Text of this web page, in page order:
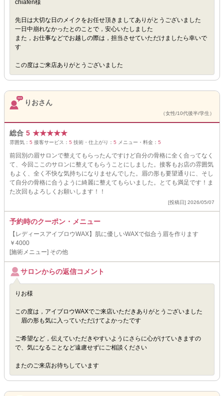
chiafen様
先日は大切な日のメイクをお任せ頂きましてありがとうございました
一日中崩れなかったとのことで，安心いたしました
また，お仕事などでお越しの際は，担当させていただけましたら幸いで
す
この度はご来店ありがとうございました
りおさん
（女性/10代後半/学生）
総合 5 ★★★★★
雰囲気： 5 接客サービス： 5 技術・仕上がり： 5 メニュー・料金： 5
前回別の眉サロンで整えてもらったんですけど自分の骨格に全く合ってなく
て、今回ここのサロンに整えてもらうことにしました。接客もお店の雰囲気
もよく、全く不快な気持ちになりませんでした。眉の形も要望通りに、そし
て自分の骨格に合うように綺麗に整えてもらいました。とても満足です！ま
た次回もよろしくお願いします！！
[投稿日] 2026/05/07
予約時のクーポン・メニュー
【レディースアイブロウWAX】肌に優しいWAXで似合う眉を作ります
￥4000
[施術メニュー] その他
サロンからの返信コメント
りお様
この度は，アイブロウWAXでご来店いただきありがとうございました
眉の形も気に入っていただけてよかったです
ご希望など，伝えていただきやすいようにさらに心がけていきますの
で、気になることなど遠慮せずにご相談ください
またのご来店お待ちしています